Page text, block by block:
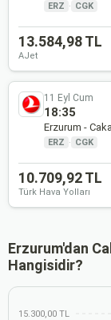
ERZ · CGK
13.584,98 TL
AJet
11 Eyl Cum
18:35
Erzurum -
ERZ · CGK
10.709,92 TL
Türk Hava Yolları
Erzurum'dan
Hangisidir?
15.300,00 TL